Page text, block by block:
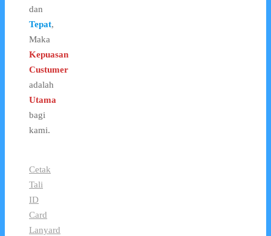
dan
Tepat,
Maka
Kepuasan
Custumer
adalah
Utama
bagi
kami.
Cetak
Tali
ID
Card
Lanyard